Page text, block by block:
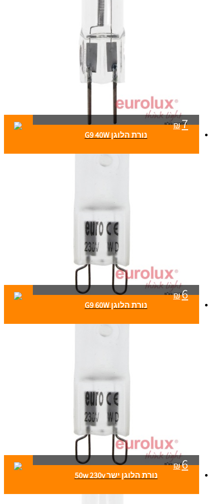
₪7
נורת הלוגן G9 40W
₪6
נורת הלוגן G9 60W
₪6
נורת הלוגן ישר 50w 230v